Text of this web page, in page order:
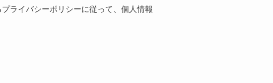
ライバシーポリシーに従って、個人情報